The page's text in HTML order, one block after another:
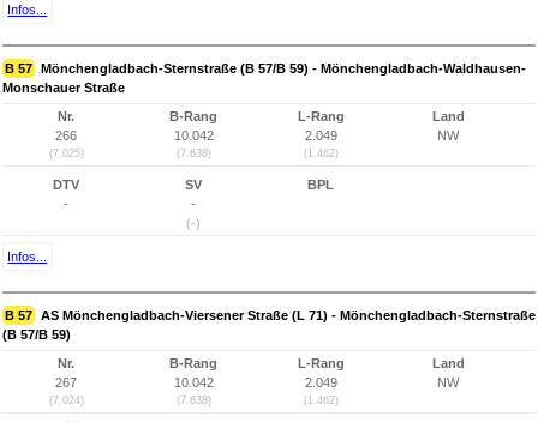
Infos...
B 57 Mönchengladbach-Sternstraße (B 57/B 59) - Mönchengladbach-Waldhausen-
Monschauer Straße
Nr.
266
(7.025)
B-Rang
10.042
(7.638)
L-Rang
2.049
(1.462)
Land
NW
DTV
-
SV
-
(-)
BPL
Infos...
B 57 AS Mönchengladbach-Viersener Straße (L 71) - Mönchengladbach-Sternstraße
(B 57/B 59)
Nr.
267
(7.024)
B-Rang
10.042
(7.638)
L-Rang
2.049
(1.462)
Land
NW